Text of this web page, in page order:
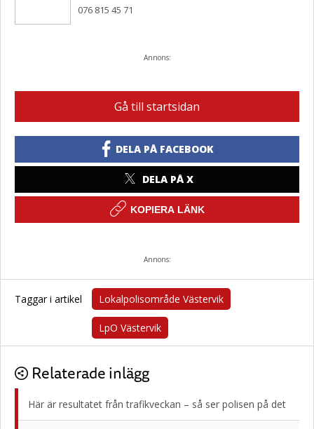
076 815 45 71
Annons:
Gå till startsidan
DELA PÅ FACEBOOK
DELA PÅ X
KOPIERA LÄNK
Annons:
Taggar i artikel Lokalpolisområde Västervik
LpO Västervik
Relaterade inlägg
Här är resultatet från trafikveckan – så ser polisen på det